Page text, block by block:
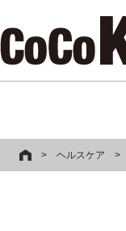
> ヘルスケア >